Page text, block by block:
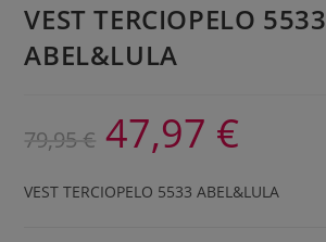
VEST TERCIOPELO 5533
ABEL&LULA
79,95 € 47,97 €
VEST TERCIOPELO 5533 ABEL&LULA